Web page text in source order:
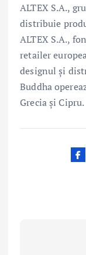
ALTEX S.A.,
distribuie
ALTEX S.A.,
retailer
designul și
Buddha
Grecia și Cipru.